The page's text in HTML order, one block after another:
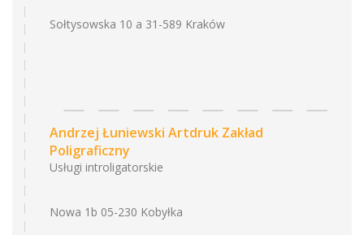
Sołtysowska 10 a 31-589 Kraków
Andrzej Łuniewski Artdruk Zakład
Poligraficzny
Usługi introligatorskie
Nowa 1b 05-230 Kobyłka